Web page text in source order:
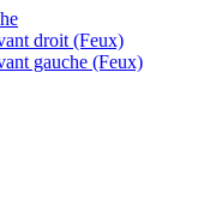
droit (Feux)
gauche (Feux)